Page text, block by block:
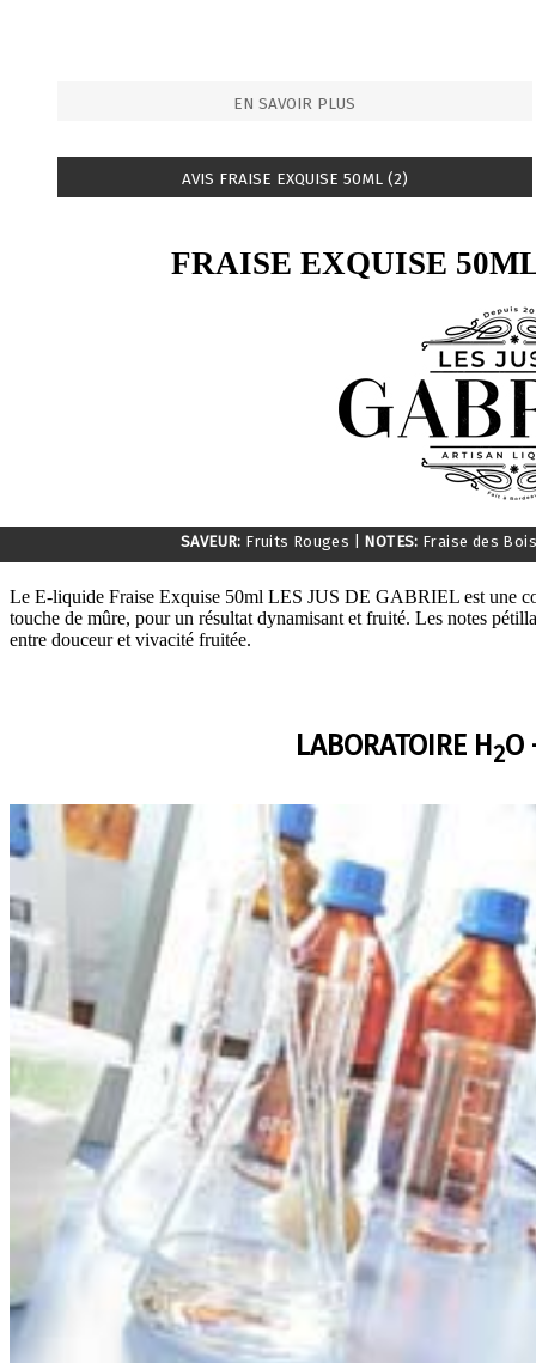
EN SAVOIR PLUS
AVIS FRAISE EXQUISE 50ML (2)
FRAISE EXQUISE
SAVEUR: Fruits Rouges NOTES: Fraise des
Le E-liquide Fraise Exquise 50ml LES JUS DE GABRIEL est une
touche de mûre, pour un résultat dynamisant et fruité. Les notes
entre douceur et vivacité fruitée.
LABORATOIRE H 2O